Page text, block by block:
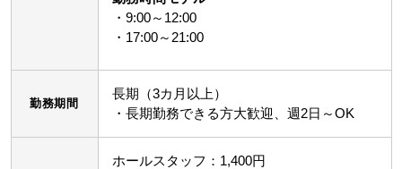
・9:00～12:00
・17:00～21:00
勤務期間
長期（3カ月以上）
・長期勤務できる方大歓迎、週2日～OK
ホールスタッフ：1,400円